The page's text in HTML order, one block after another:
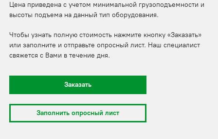
Цена приведена с учетом минимальной грузоподъемности и
высоты подъема на данный тип оборудования.
Чтобы узнать полную стоимость нажмите кнопку «Заказать»
или заполните и отправьте опросный лист. Наш специалист
свяжется с Вами в течение дня.
Заказать
Заполнить опросный лист